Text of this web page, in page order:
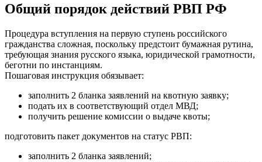
Общий порядок действий РВП РФ
Процедура вступления на первую ступень российского
гражданства сложная, поскольку предстоит бумажная рутина,
требующая знания русского языка, юридической грамотности,
беготни по инстанциям.
Пошаговая инструкция обязывает:
заполнить 2 бланка заявлений на квотную заявку;
подать их в соответствующий отдел МВД;
получить решение комиссии о выдаче квоты;
подготовить пакет документов на статус РВП:
заполнить 2 бланка заявлений;